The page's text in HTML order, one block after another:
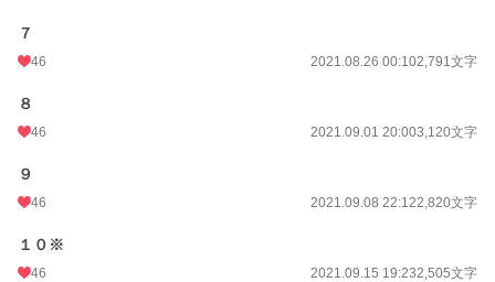
７
46 2021.08.26 00:102,791文字
８
46 2021.09.01 20:003,120文字
９
46 2021.09.08 22:122,820文字
１０※
46 2021.09.15 19:232,505文字